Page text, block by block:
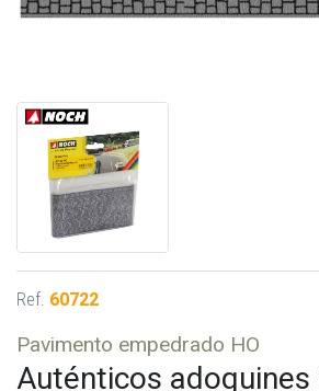
Ref. 60722
Pavimento empedrado HO
Auténticos adoquines